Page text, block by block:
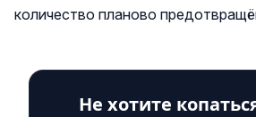
количество планово
Не хотите